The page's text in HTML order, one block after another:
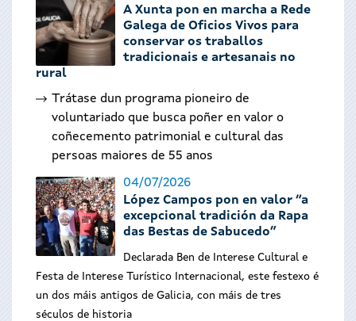
A Xunta pon en marcha a Rede
Galega de Oficios Vivos para
conservar os traballos
tradicionais e artesanais no
rural
Trátase dun programa pioneiro de
voluntariado que busca poñer en valor o
coñecemento patrimonial e cultural das
persoas maiores de 55 anos
04/07/2026
López Campos pon en valor “a
excepcional tradición da Rapa
das Bestas de Sabucedo”
Declarada Ben de Interese Cultural e
Festa de Interese Turístico Internacional, este festexo é
un dos máis antigos de Galicia, con máis de tres
séculos de historia